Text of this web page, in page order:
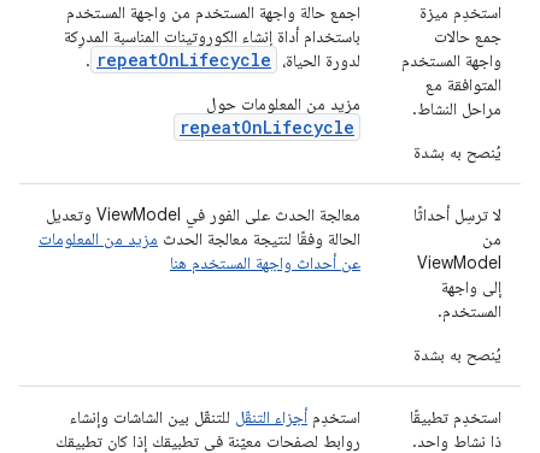
استخدِم ميزة
جمع حالات
واجهة المستخدم
المتوافقة مع
مراحل النشاط.
يُنصح به بشدة
اجمع حالة واجهة المستخدم من واجهة المستخدم
باستخدام أداة إنشاء الكوروتينات المناسبة المدرِكة
لدورة الحياة،
repeatOnLifecycle
.
مزيد من المعلومات حول
repeatOnLifecycle
لا ترسِل أحداثًا
من
ViewModel
إلى واجهة
المستخدم.
يُنصح به بشدة
معالجة الحدث على الفور في ViewModel وتعديل
الحالة وفقًا لنتيجة معالجة الحدث مزيد من المعلومات
عن أحداث واجهة المستخدم هنا
استخدِم تطبيقًا
ذا نشاط واحد.
استخدِم أجزاء التنقّل للتنقّل بين الشاشات وإنشاء
روابط لصفحات معيّنة في تطبيقك إذا كان تطبيقك